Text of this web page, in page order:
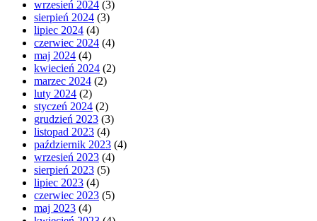
wrzesień 2024 (3)
sierpień 2024 (3)
lipiec 2024 (4)
czerwiec 2024 (4)
maj 2024 (4)
kwiecień 2024 (2)
marzec 2024 (2)
luty 2024 (2)
styczeń 2024 (2)
grudzień 2023 (3)
listopad 2023 (4)
październik 2023 (4)
wrzesień 2023 (4)
sierpień 2023 (5)
lipiec 2023 (4)
czerwiec 2023 (5)
maj 2023 (4)